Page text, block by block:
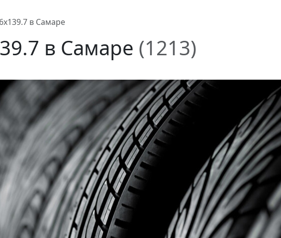
в Самаре
в Самаре (1213)